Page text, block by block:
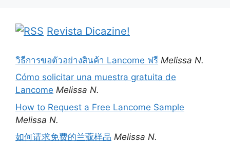
Revista Dicazine!
วิธีการขอตัวอย่างสินค้า Lancome ฟรี Melissa N.
Cómo solicitar una muestra gratuita de
Lancome Melissa N.
How to Request a Free Lancome Sample
Melissa N.
如何请求免费的兰蔻样品 Melissa N.